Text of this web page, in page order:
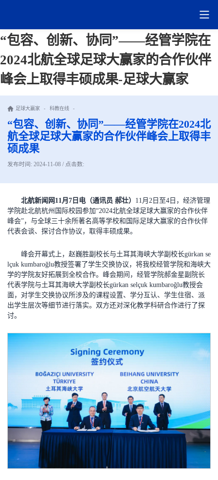
“包容、创新、协同”——经管学院在
2024北航全球足球大赢家的合作伙伴
峰会上取得丰硕成果-足球大赢家
足球大赢家 - 科教在线 -
“包容、创新、协同”——经管学院在2024北
航全球足球大赢家的合作伙伴峰会上取得丰
硕成果
发布时间: 2024-11-08 / 点击数:
北航新闻网11月7日电（通讯员 郝壮） 11月2日至4日，经济管理
学院赴北航杭州国际校园参加“2024北航全球足球大赢家的合作伙伴
峰会”，与全球三十余所著名高等学校和国际足球大赢家的合作伙伴
代表会谈、探讨合作协议，取得丰硕成果。
峰会开幕式上，赵巍胜副校长与土耳其海峡大学副校长gürkan se
lçuk kumbaroğlu教授签署了学生交换协议，将我校经管学院和海峡大
学的学院友好拓展到全校合作。峰会期间，经管学院郝金星副院长
代表学院与土耳其海峡大学副校长gürkan selçuk kumbaroğlu教授会
面，对学生交换协议所涉及的课程设置、学分互认、学生住宿、派
出学生层次等细节进行落实。双方还对深化教学科研合作进行了探
讨。